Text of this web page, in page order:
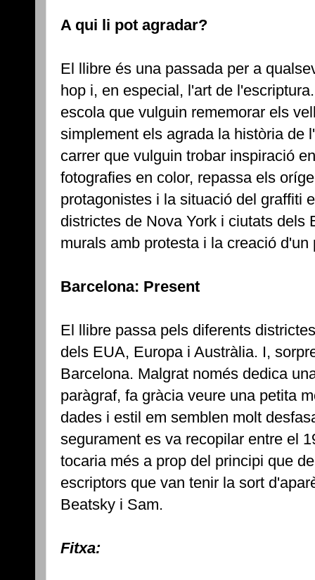
A qui li pot agradar?
El llibre és una passada per a
hop i, en especial, l'art de
escola que vulguin rememorar els
simplement els agrada la història de
carrer que vulguin trobar inspiració
fotografies en color, repassa els
protagonistes i la situació del graffiti
districtes de Nova York i ciutats
murals amb protesta i la creació d'un
Barcelona: Present
El llibre passa pels diferents
dels EUA, Europa i Austràlia. I,
Barcelona. Malgrat només dedica
paràgraf, fa gràcia veure una petita
dades i estil em semblen molt
segurament es va recopilar entre el
tocaria més a prop del principi que
escriptors que van tenir la sort
Beatsky i Sam.
Fitxa: